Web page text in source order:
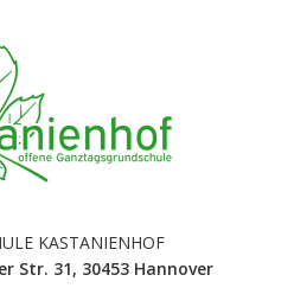
KASTANIENHOF
Str. 31, 30453 Hannover